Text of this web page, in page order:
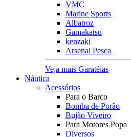
VMC
Marine Sports
Albatroz
Gamakatsu
kenzaki
Arsenal Pesca
Veja mais Garatéias
Náutica
Acessórios
Para o Barco
Bomba de Porão
Bujão Viveiro
Para Motores Popa
Diversos